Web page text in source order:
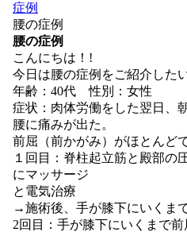
症例
腰の症例
腰の症例
こんにちは！!
今日は腰の症例をご紹介した
年齢：40代 性別：女性
症状：肉体労働をした翌日、
腰に痛みが出た。
前屈（前かがみ）がほとんど
１回目：脊柱起立筋と殿部の
にマッサージ
と電気治療
→施術後、手が膝下にいくま
2回目：手が膝下にいくまで